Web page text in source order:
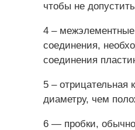
чтобы не
4 – межэлементные
соединения,
соединения
5 –
диаметру, чем
6 — пробки,